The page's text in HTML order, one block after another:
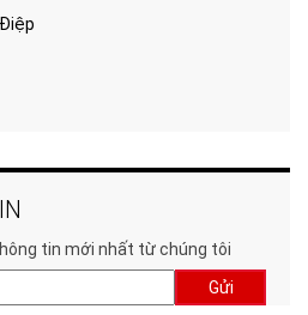
tin mới nhất từ chúng tôi
Gửi